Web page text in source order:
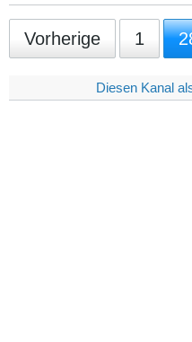
Vorherige 1
Diesen Kanal